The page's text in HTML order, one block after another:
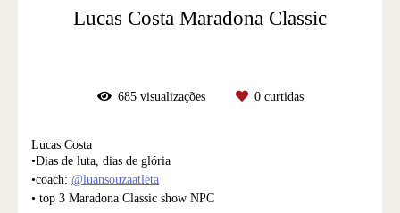
Lucas Costa Maradona Classic
685visualizações 0curtidas
Lucas Costa
•Dias de luta, dias de glória
•coach: @luansouzaatleta
• top 3 Maradona Classic show NPC